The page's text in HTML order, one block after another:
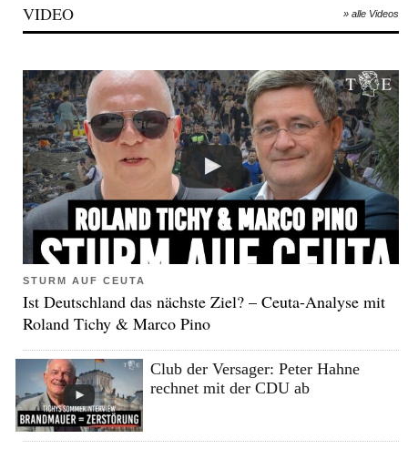
VIDEO » alle Videos
STURM AUF CEUTA
Ist Deutschland das nächste Ziel? – Ceuta-Analyse mit
Roland Tichy & Marco Pino
Club der Versager: Peter Hahne
rechnet mit der CDU ab